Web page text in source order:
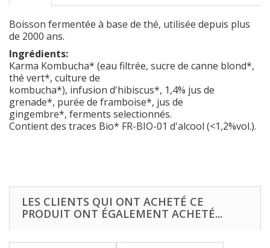
Boisson fermentée à base de thé, utilisée depuis plus
de 2000 ans.
Ingrédients:
Karma Kombucha* (eau filtrée, sucre de canne blond*,
thé vert*, culture de
kombucha*), infusion d'hibiscus*, 1,4% jus de
grenade*, purée de framboise*, jus de
gingembre*, ferments selectionnés.
Contient des traces Bio* FR-BIO-01 d'alcool (<1,2%vol.).
LES CLIENTS QUI ONT ACHETÉ CE
PRODUIT ONT ÉGALEMENT ACHETÉ...